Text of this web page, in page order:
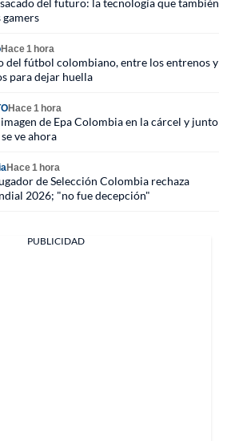
sacado del futuro: la tecnología que también
Hace 1 hora
del fútbol colombiano, entre los entrenos y
para dejar huella
Hace 1 hora
de Epa Colombia en la cárcel y junto
ve ahora
Hace 1 hora
de Selección Colombia rechaza
2026; "no fue decepción"
PUBLICIDAD